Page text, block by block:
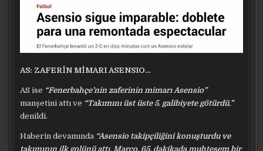
AS: ZAFERİN MİMARI ASENSIO…
AS ise “Fenerbahçe’nin zaferinin mimarı Asensio”
manşetini attı ve “Takımını üst üste 5. galibiyete götürdü.”
denildi.
Haberin devamında “Asensio takipçiliğini konuşturdu ve
takımının ilk golünü attı. Marco, 65. dakikada muhteşem bir